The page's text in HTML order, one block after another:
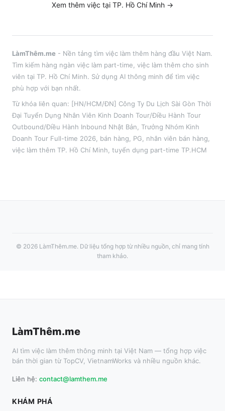
Xem thêm việc tại TP. Hồ Chí Minh →
LàmThêm.me - Nền tảng tìm việc làm thêm hàng đầu Việt Nam.
Tìm kiếm hàng ngàn việc làm part-time, việc làm thêm cho sinh
viên tại TP. Hồ Chí Minh. Sử dụng AI thông minh để tìm việc
phù hợp với bạn nhất.
Từ khóa liên quan: [HN/HCM/ĐN] Công Ty Du Lịch Sài Gòn Thời
Đại Tuyển Dụng Nhân Viên Kinh Doanh Tour/Điều Hành Tour
Outbound/Điều Hành Inbound Nhật Bản, Trưởng Nhóm Kinh
Doanh Tour Full-time 2026
bán hàng, PG, nhân viên bán hàng
việc làm thêm TP. Hồ Chí Minh , tuyển dụng part-time TP.HCM
© 2026 LàmThêm.me. Dữ liệu tổng hợp từ nhiều nguồn, chỉ mang tính
tham khảo.
LàmThêm.me
AI tìm việc làm thêm thông minh tại Việt Nam — tổng hợp việc
bán thời gian từ TopCV, VietnamWorks và nhiều nguồn khác.
Liên hệ: contact@lamthem.me
KHÁM PHÁ